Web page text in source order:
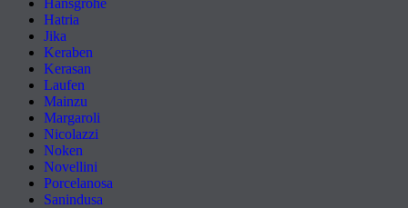
Hansgrohe
Hatria
Jika
Keraben
Kerasan
Laufen
Mainzu
Margaroli
Nicolazzi
Noken
Novellini
Porcelanosa
Sanindusa